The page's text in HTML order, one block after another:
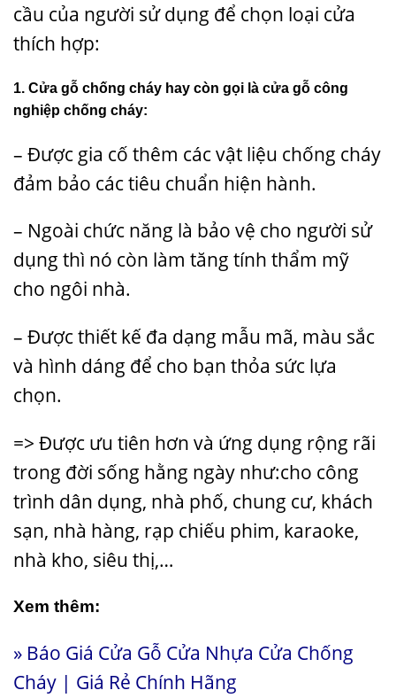
cầu của người sử dụng để chọn loại cửa
thích hợp:
1. Cửa gỗ chống cháy hay còn gọi là cửa gỗ công
nghiệp chống cháy:
– Được gia cố thêm các vật liệu chống cháy
đảm bảo các tiêu chuẩn hiện hành.
– Ngoài chức năng là bảo vệ cho người sử
dụng thì nó còn làm tăng tính thẩm mỹ
cho ngôi nhà.
– Được thiết kế đa dạng mẫu mã, màu sắc
và hình dáng để cho bạn thỏa sức lựa
chọn.
=> Được ưu tiên hơn và ứng dụng rộng rãi
trong đời sống hằng ngày như:cho công
trình dân dụng, nhà phố, chung cư, khách
sạn, nhà hàng, rạp chiếu phim, karaoke,
nhà kho, siêu thị,…
Xem thêm:
» Báo Giá Cửa Gỗ Cửa Nhựa Cửa Chống
Cháy | Giá Rẻ Chính Hãng